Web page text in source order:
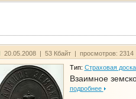
20.05.2008 | 53 Кбайт | просмотров: 2314
Тип: Страховая
Взаимное
подробнее